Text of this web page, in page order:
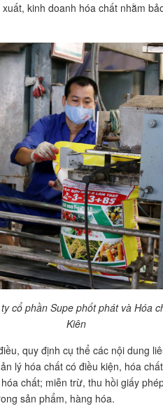
kinh doanh hóa chất nhằm
cổ phần Supe phốt phát và Hóa
Kiên
quy định cụ thể các nội dung
lý hóa chất có điều kiện, hóa
chất; miễn trừ, thu hồi giấy
sản phẩm, hàng hóa.